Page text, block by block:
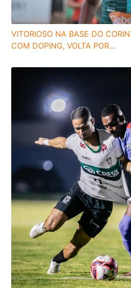
VITORIOSO NA BASE DO
COM DOPING, VOLTA POR...